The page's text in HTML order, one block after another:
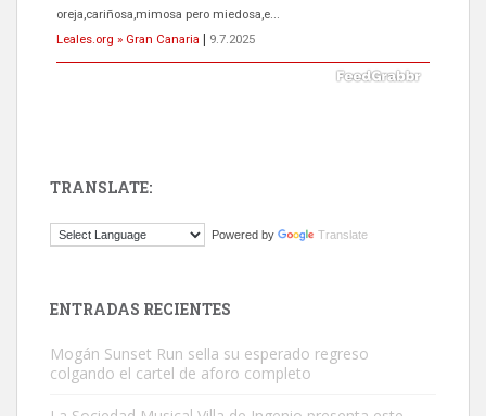
próximos días, ella incluida...
Leales.org » Gran Canaria
9.7.2025
Este gato macho ha aparecido en la calle hace menos de un mes,
TRANSLATE:
Powered by Translate
ENTRADAS RECIENTES
Mogán Sunset Run sella su esperado regreso
colgando el cartel de aforo completo